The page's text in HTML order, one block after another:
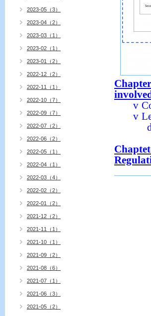
involved
v
v
2023-05（3）
2023-04（2）
2023-03（1）
2023-02（1）
2023-01（2）
2022-12（2）
2022-11（1）
2022-10（7）
2022-09（7）
2022-07（2）
2022-06（2）
2022-05（1）
2022-04（1）
2022-03（4）
2022-02（2）
2022-01（2）
2021-12（2）
2021-11（1）
2021-10（1）
2021-09（2）
2021-08（6）
2021-07（1）
2021-06（3）
2021-05（2）